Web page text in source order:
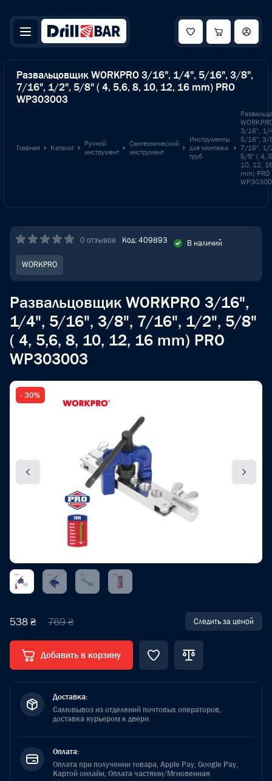
Развальцовщик WORKPRO 3/16", 1/4", 5/16", 3/8",
7/16", 1/2", 5/8" ( 4, 5,6, 8, 10, 12, 16 mm) PRO
WP303003
Главная Каталог
Ручной
инструмент
Сантехнический
инструмент
Инструменты
для монтажа
труб
3/16", 1/
5/16", 3/
7/16", 1/
5/8" ( 4,
10, 12,
mm) PRO
0 отзывов Код: 409893 В наличий
WORKPRO
Развальцовщик WORKPRO 3/16",
1/4", 5/16", 3/8", 7/16", 1/2", 5/8"
( 4, 5,6, 8, 10, 12, 16 mm) PRO
WP303003
- 30%
538 ₴ 769 ₴ Следить за ценой
Добавить в корзину
Доставка:
Самовывоз из отделений почтовых операторов,
доставка курьером к двери.
Оплата:
Оплата при получении товара, Apple Pay, Google Pay,
Картой онлайн, Оплата частями/Мгновенная